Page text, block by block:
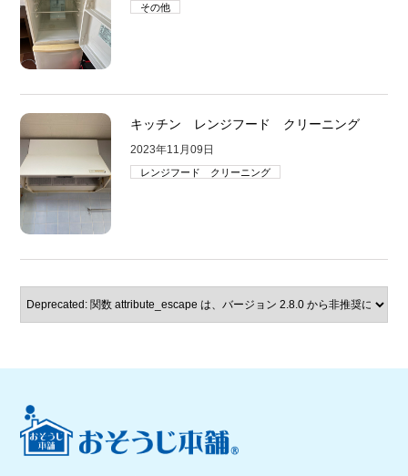
その他
キッチン レンジフード クリーニング
2023年11月09日
レンジフード クリーニング